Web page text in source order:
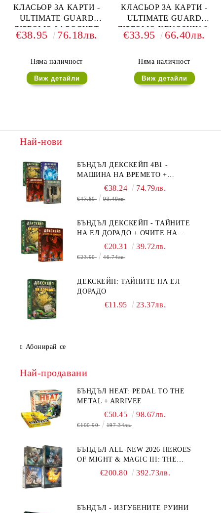
КЛАСЬОР ЗА КАРТИ -
ULTIMATE GUARD
ZIPFOLIO 24-POCKET
480 CARDS (за LCG, TCG
€38.95 76.18лв.
Няма наличност
Виж детайли
КЛАСЬОР ЗА КАРТИ -
ULTIMATE GUARD
ZIPFOLIO XENOSKIN 9-
POCKET 360 CARDS (за
€33.95 66.40лв.
Няма наличност
Виж детайли
Най-нови
БЪНДЪЛ ДЕКСКЕЙП 4В1 -
МАШИНА НА ВРЕМЕТО +
БЯГСТВО ОТ АЛКАТРАЗ +
ТАЙНИТЕ НА ЕЛ ДОРАДО +
€38.24 74.79лв.
€47.80 93.49лв.
БЪНДЪЛ ДЕКСКЕЙП - ТАЙНИТЕ
НА ЕЛ ДОРАДО + ОЧИТЕ НА
ДРАКОНА€20.31 39.72лв.
€23.90 46.74лв.
ДЕКСКЕЙП: ТАЙНИТЕ НА ЕЛ
ДОРАДО
€11.95 23.37лв.
Абонирай се
Най-продавани
БЪНДЪЛ HEAT: PEDAL TO THE
METAL + ARRIVEE
€50.45 98.67лв.
€100.90 197.34лв.
БЪНДЪЛ ALL-NEW 2026 HEROES
OF MIGHT & MAGIC III: THE
BOARD GAME EXPANSIONS -
€200.80 392.73лв.
БЪНДЪЛ - ИЗГУБЕНИТЕ РУИНИ